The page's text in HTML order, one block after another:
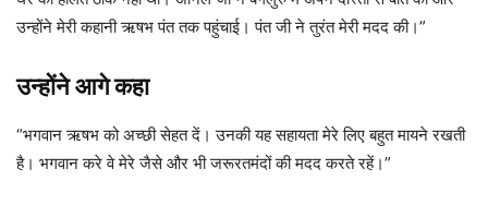
उन्होंने मेरी कहानी ऋषभ पंत तक पहुंचाई। पंत जी ने तुरंत मेरी मदद की।”
उन्होंने आगे कहा
“भगवान ऋषभ को अच्छी सेहत दें। उनकी यह सहायता मेरे लिए बहुत मायने रखती
है। भगवान करे वे मेरे जैसे और भी जरूरतमंदों की मदद करते रहें।”